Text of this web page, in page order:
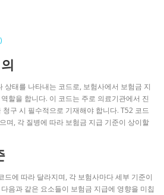
상태를 나타내는 코드로, 보험사에서 보험금 지
할을 합니다. 이 코드는 주로 의료기관에서 진
구 시 필수적으로 기재해야 합니다. T52 코드
며, 각 질병에 따라 보험금 지급 기준이 상이할
드에 따라 달라지며, 각 보험사마다 세부 기준이
음과 같은 요소들이 보험금 지급에 영향을 미칩